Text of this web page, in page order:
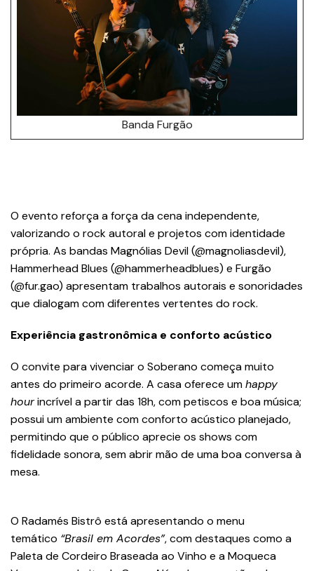
Banda Furgão
O evento reforça a força da cena independente,
valorizando o rock autoral e projetos com identidade
própria. As bandas Magnólias Devil (@magnoliasdevil),
Hammerhead Blues (@hammerheadblues) e Furgão
(@fur.gao) apresentam trabalhos autorais e sonoridades
que dialogam com diferentes vertentes do rock.
Experiência gastronômica e conforto acústico
O convite para vivenciar o Soberano começa muito
antes do primeiro acorde. A casa oferece umhappy
hourincrível a partir das 18h, com petiscos e boa música;
possui um ambiente com conforto acústico planejado,
permitindo que o público aprecie os shows com
fidelidade sonora, sem abrir mão de uma boa conversa à
mesa.
O Radamés Bistrô está apresentando o menu
temático “Brasil em Acordes”, com destaques como a
Paleta de Cordeiro Braseada ao Vinho e a Moqueca